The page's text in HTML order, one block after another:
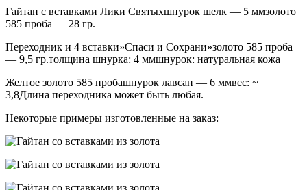
Гайтан с вставками Лики Святыхшнурок шелк — 5 ммзолото
585 проба — 28 гр.
Переходник и 4 вставки»Спаси и Сохрани»золото 585 проба
— 9,5 гр.толщина шнурка: 4 ммшнурок: натуральная кожа
Желтое золото 585 пробашнурок лавсан — 6 ммвес: ~
3,8Длина переходника может быть любая.
Некоторые примеры изготовленные на заказ: